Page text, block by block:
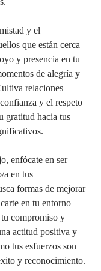
y el
que están cerca
y presencia en tu
de alegría y
relaciones
y el respeto
gratitud hacia tus
enfócate en ser
en tus
formas de mejorar
en tu entorno
compromiso y
actitud positiva y
tus esfuerzos son
y reconocimiento.